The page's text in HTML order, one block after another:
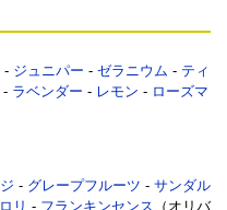
- ジュニパー - ゼラニウム - ティ
- ラベンダー - レモン - ローズマ
- グレープフルーツ - サンダル
リ - フランキンセンス （オリバ